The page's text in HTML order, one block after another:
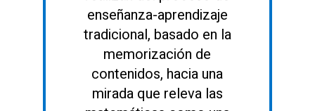
enseñanza-aprendizaje
tradicional, basado en la
memorización de
contenidos, hacia una
mirada que releva las